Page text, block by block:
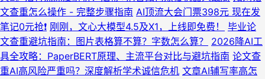
文查重怎么操作 - 完整步骤指南 AI顶流大会门票398元 现在发
笔记0元抢❗️ 刚刚，文心大模型4.5及X1，上线即免费！
毕业论
文查重避坑指南：图片表格算不算？字数怎么算？
2026降AI工
具全攻略：PaperBERT原理、主流平台对比与避坑指南 论文查
重AI高风险严重吗？深度解析学术诚信危机 文章AI辅写率高怎